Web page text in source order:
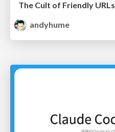
The Cult of Friendly URLs
andyhume